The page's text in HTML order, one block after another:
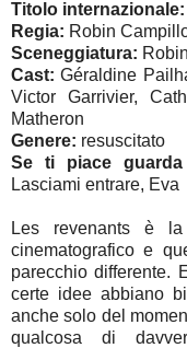
Titolo internazionale:
Regia: Robin
Sceneggiatura:
Cast:Géraldine
Victor Garrivier,
Matheron
Genere: resuscitato
Se ti piace guarda
Lasciami entrare, Eva
Les revenants è
cinematografico e
parecchio differente.
certe idee abbiano
anche solo del
qualcosa di